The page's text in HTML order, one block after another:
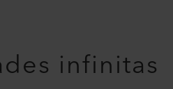
infinitas